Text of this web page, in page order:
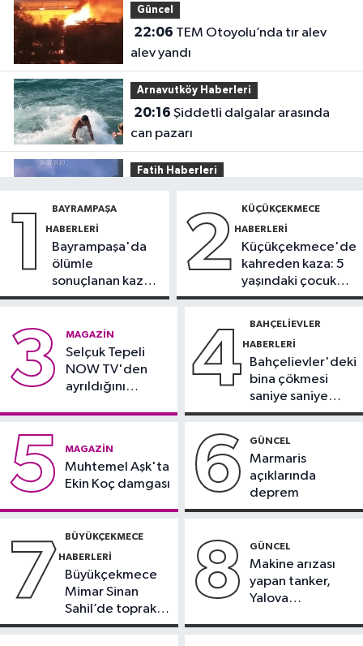
Güncel
22:06
alev yandı
Arnavutköy Haberleri
20:16
can pazarı
Fatih Haberleri
kamerada
Güncel
ormana sıçradı
17:46
orman yangını söndürüldü
balkonu yıkıldı
1 BAYRAMPAŞA
HABERLERI
Bayrampaşa'da
ölümle
sonuçlanan kaza:
Sürücü
2 KÜÇÜKÇEKMECE
HABERLERI
Küçükçekmece'de
kahreden kaza: 5
yaşındaki çocuk
yoğun bakımda
3 MAGAZIN
Selçuk Tepeli
NOW TV'den
ayrıldığını
4 BAHÇELIEVLER
HABERLERI
Bahçelievler'deki
bina çökmesi
saniye saniye
görüntülendi
5 MAGAZIN
Muhtemel Aşk'ta
Ekin Koç damgası
6 GÜNCEL
Marmaris
açıklarında
deprem
7 BÜYÜKÇEKMECE
HABERLERI
Büyükçekmece
Mimar Sinan
Sahil’de toprak
kayması
8 GÜNCEL
Makine arızası
yapan tanker,
Yalova